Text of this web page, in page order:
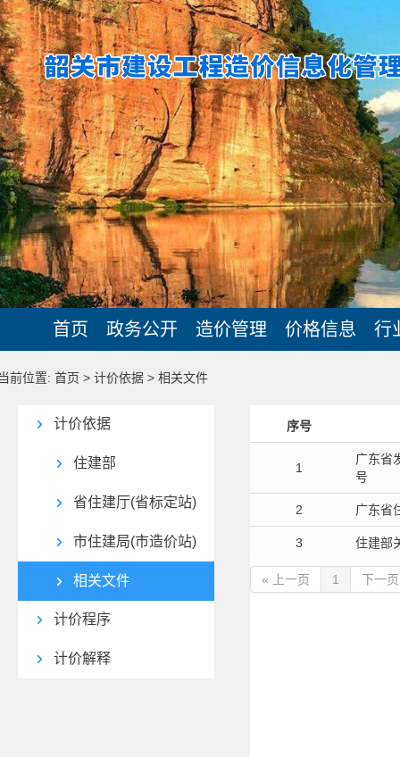
首页 政务公开 造价管理 价格信息 行
前位置: 首页 > 计价依据 > 相关文件
计价依据
住建部
省住建厅(省标定站)
市住建局(市造价站)
相关文件
计价程序
计价解释
序号
1
广东省
号
2 广东省
3 住建部
« 上一页 1 下一